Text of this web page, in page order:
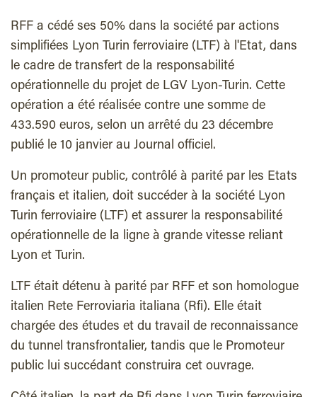
RFF a cédé ses 50% dans la société par actions
simplifiées Lyon Turin ferroviaire (LTF) à l'Etat, dans
le cadre de transfert de la responsabilité
opérationnelle du projet de LGV Lyon-Turin. Cette
opération a été réalisée contre une somme de
433.590 euros, selon un arrêté du 23 décembre
publié le 10 janvier au Journal officiel.
Un promoteur public, contrôlé à parité par les Etats
français et italien, doit succéder à la société Lyon
Turin ferroviaire (LTF) et assurer la responsabilité
opérationnelle de la ligne à grande vitesse reliant
Lyon et Turin.
LTF était détenu à parité par RFF et son homologue
italien Rete Ferroviaria italiana (Rfi). Elle était
chargée des études et du travail de reconnaissance
du tunnel transfrontalier, tandis que le Promoteur
public lui succédant construira cet ouvrage.